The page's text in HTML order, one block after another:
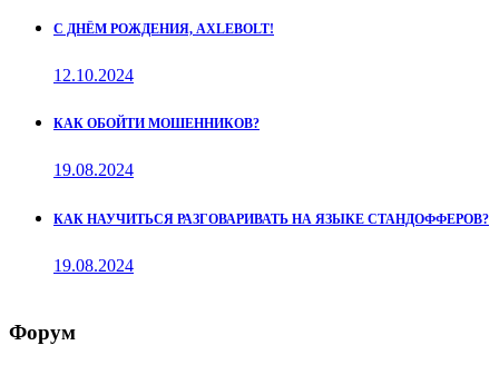
С ДНЁМ РОЖДЕНИЯ, AXLEBOLT!
12.10.2024
КАК ОБОЙТИ МОШЕННИКОВ?
19.08.2024
КАК НАУЧИТЬСЯ РАЗГОВАРИВАТЬ НА ЯЗЫКЕ СТАНДОФФЕРОВ?
19.08.2024
Форум